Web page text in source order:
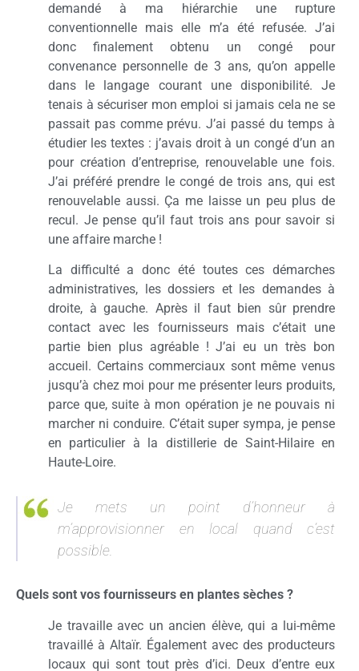
demandé à ma hiérarchie une rupture
conventionnelle mais elle m’a été refusée. J’ai
donc finalement obtenu un congé pour
convenance personnelle de 3 ans, qu’on appelle
dans le langage courant une disponibilité. Je
tenais à sécuriser mon emploi si jamais cela ne se
passait pas comme prévu. J’ai passé du temps à
étudier les textes : j’avais droit à un congé d’un an
pour création d’entreprise, renouvelable une fois.
J’ai préféré prendre le congé de trois ans, qui est
renouvelable aussi. Ça me laisse un peu plus de
recul. Je pense qu’il faut trois ans pour savoir si
une affaire marche !
La difficulté a donc été toutes ces démarches
administratives, les dossiers et les demandes à
droite, à gauche. Après il faut bien sûr prendre
contact avec les fournisseurs mais c’était une
partie bien plus agréable ! J’ai eu un très bon
accueil. Certains commerciaux sont même venus
jusqu’à chez moi pour me présenter leurs produits,
parce que, suite à mon opération je ne pouvais ni
marcher ni conduire. C’était super sympa, je pense
en particulier à la distillerie de Saint-Hilaire en
Haute-Loire.
Je mets un point d’honneur à
m’approvisionner en local quand c’est
possible.
Quels sont vos fournisseurs en plantes sèches ?
Je travaille avec un ancien élève, qui a lui-même
travaillé à Altaïr. Également avec des producteurs
locaux qui sont tout près d’ici. Deux d’entre eux